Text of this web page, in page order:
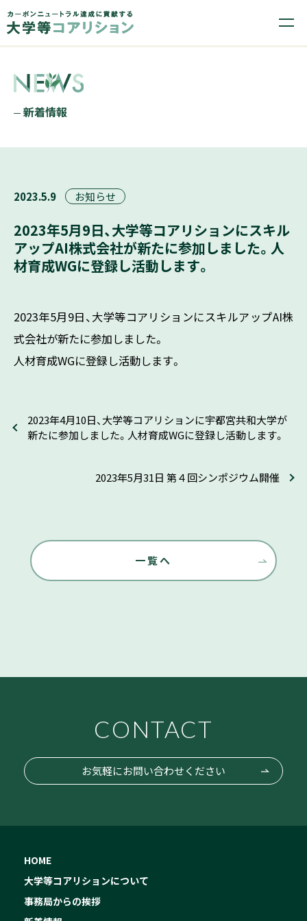
新着情報
2023.5.9 お知らせ
2023年5月9日、大学等コアリションにスキル
アップAI株式会社が新たに参加しました。人
材育成WGに登録し活動します。
2023年5月9日、大学等コアリションにスキルアップAI株
式会社が新たに参加しました。
人材育成WGに登録し活動します。
2023年4月10日、大学等コアリションに宇都宮共和大学が
新たに参加しました。人材育成WGに登録し活動します。
2023年5月31日 第４回シンポジウム開催
一覧へ
CONTACT
お気軽にお問い合わせください
HOME
大学等コアリションについて
事務局からの挨拶